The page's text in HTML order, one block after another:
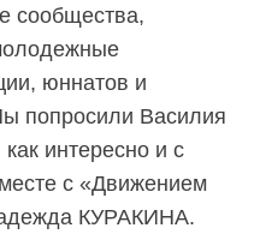
сообщества,
юннатов и
попросили Василия
интересно и с
с «Движением
КУРАКИНА.